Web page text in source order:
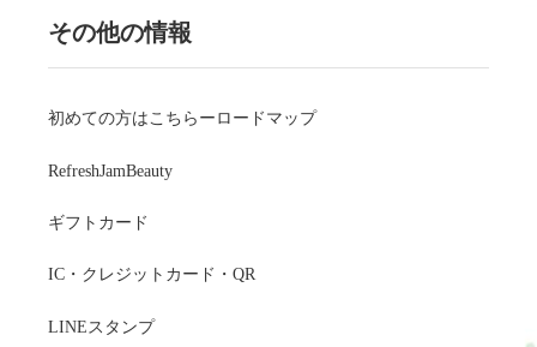
その他の情報
初めての方はこちらーロードマップ
RefreshJamBeauty
ギフトカード
IC・クレジットカード・QR
LINEスタンプ